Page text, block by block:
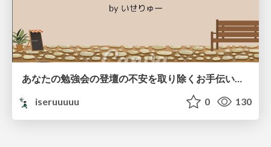
あなたの勉強会の登壇の不安を取り除くお手伝いをします
iseruuuuu
0 130